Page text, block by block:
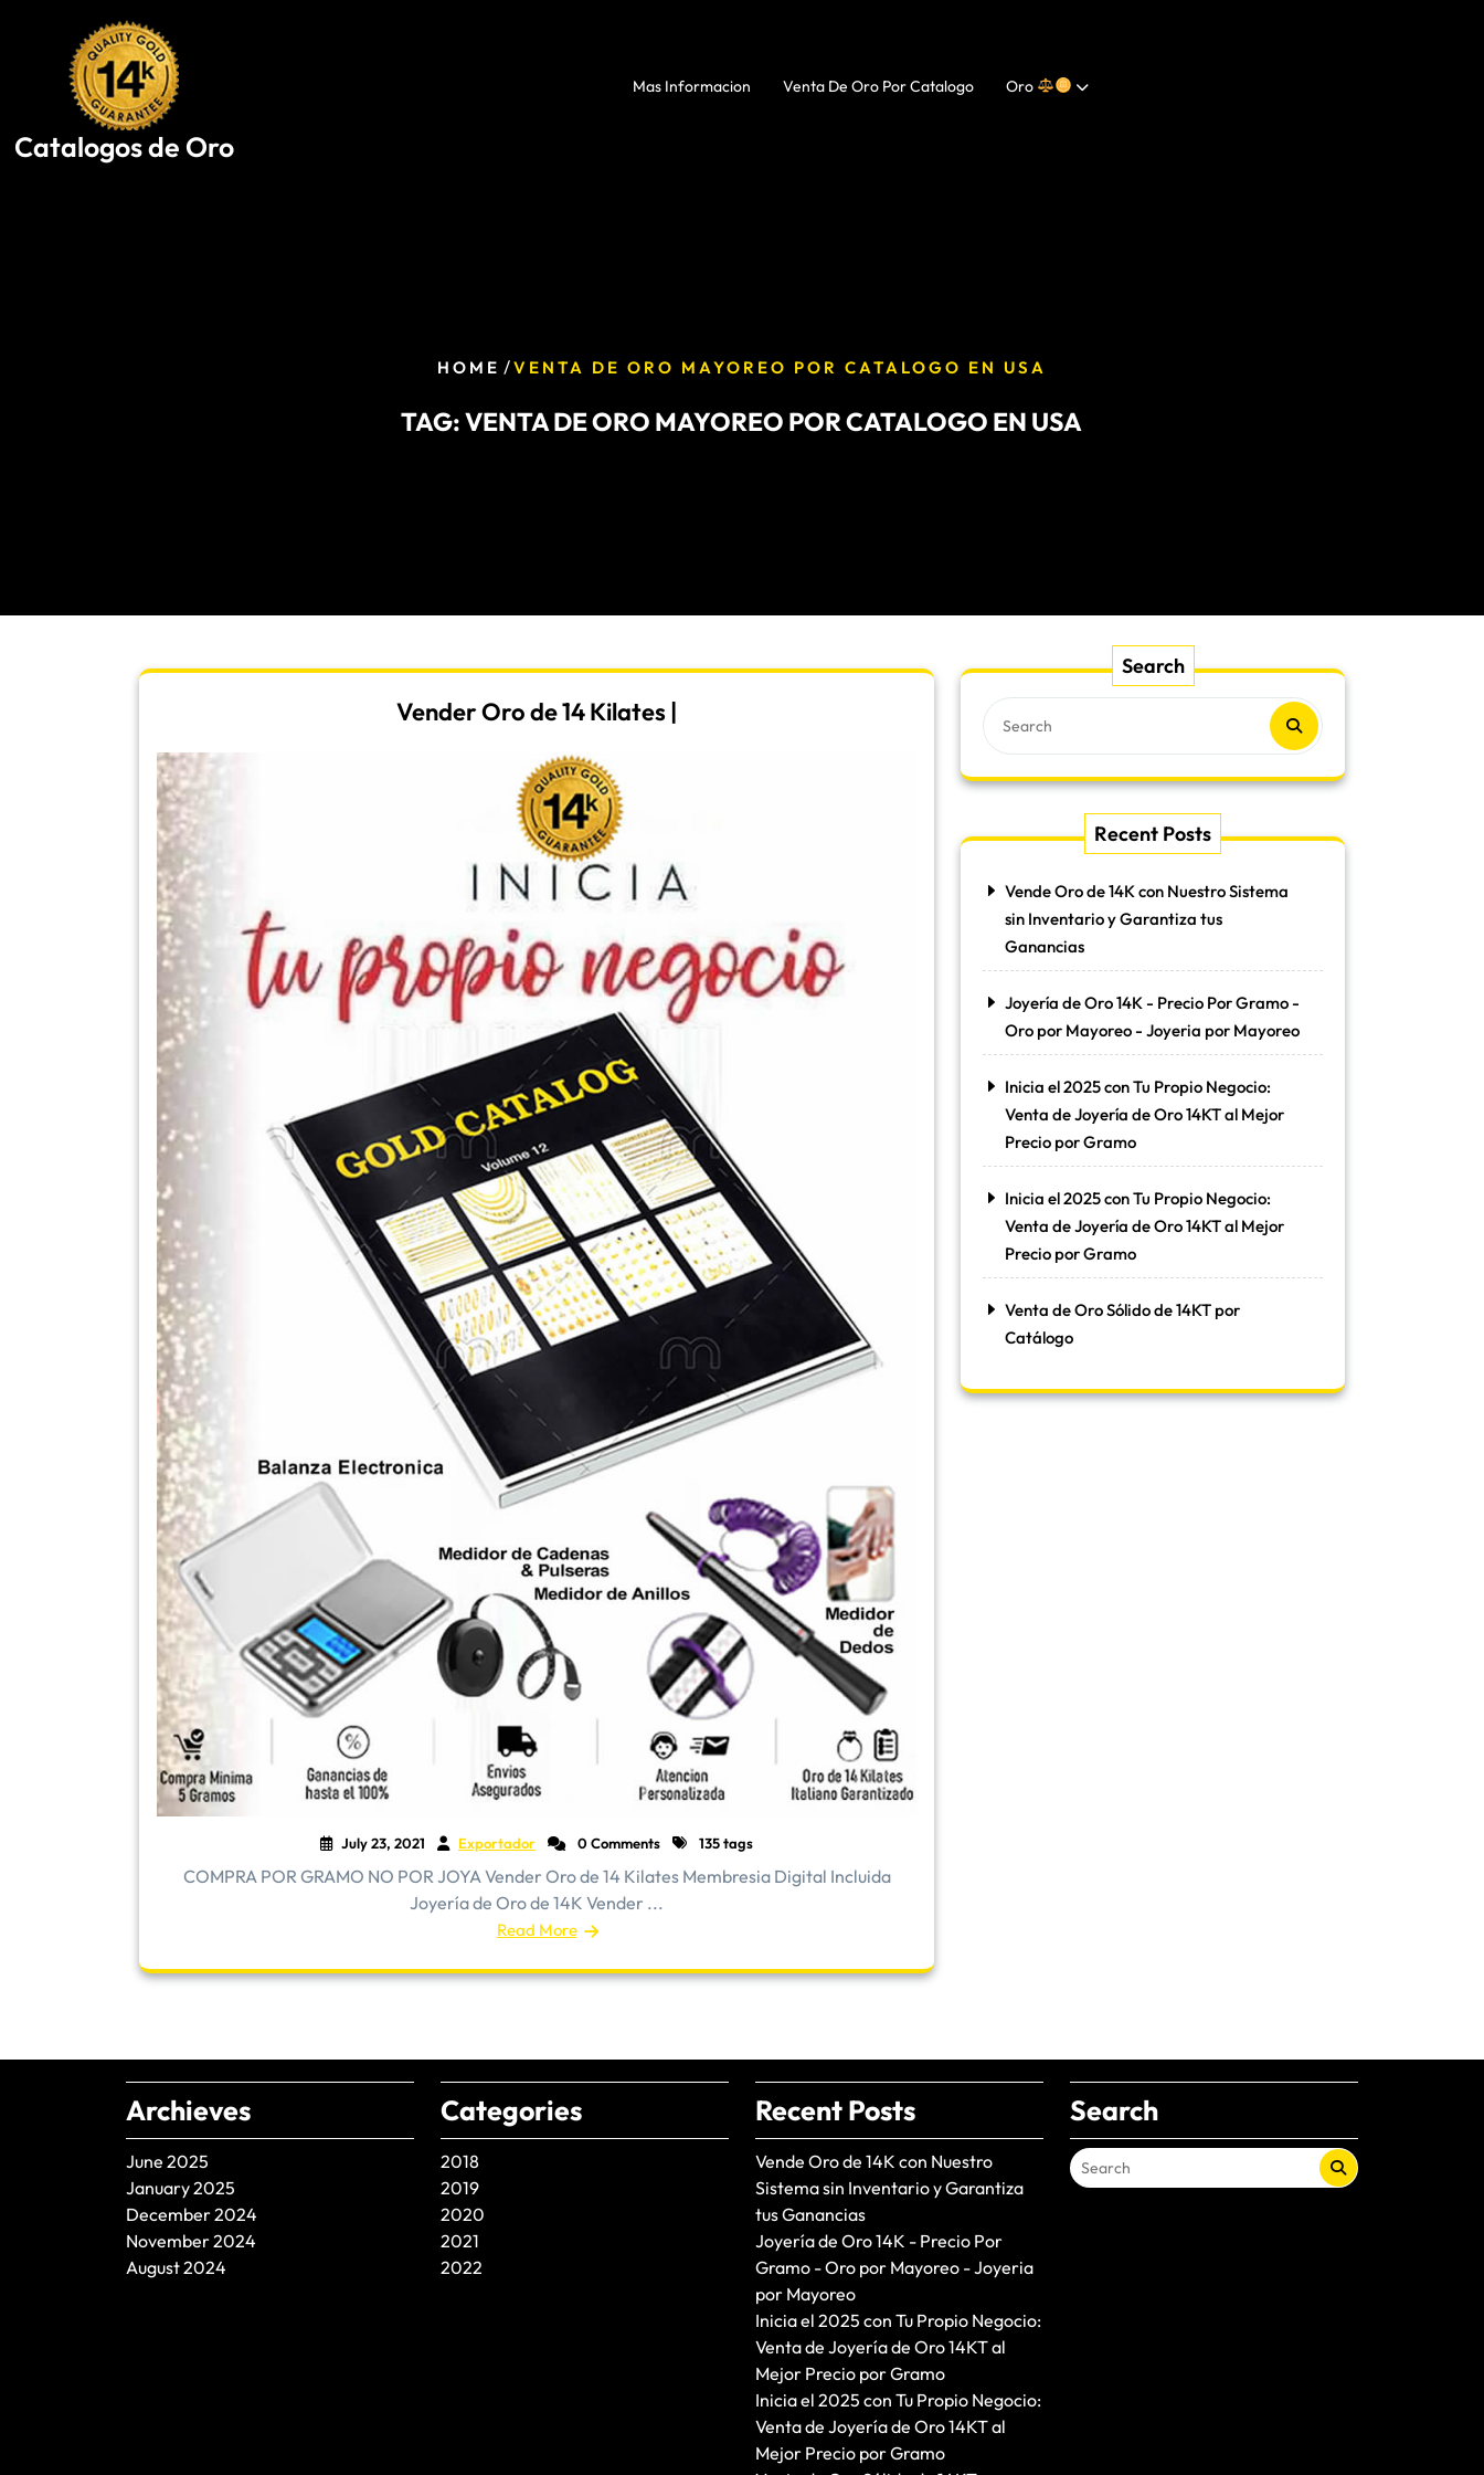
Catalogos de Oro
Mas Informacion Venta De Oro Por Catalogo Oro
HOME /VENTA DE ORO MAYOREO POR CATALOGO EN USA
TAG:VENTA DE ORO MAYOREO POR CATALOGO EN USA
Vender Oro de 14 Kilates |
July 23, 2021 Exportador 0 Comments 135 tags
COMPRA POR GRAMO NO POR JOYA Vender Oro de 14 Kilates Membresia Digital Incluida
Joyería de Oro de 14K Vender ...
Read More
Search
Recent Posts
Vende Oro de 14K con Nuestro Sistema
sin Inventario y Garantiza tus
Ganancias
Joyería de Oro 14K - Precio Por Gramo -
Oro por Mayoreo - Joyeria por Mayoreo
Inicia el 2025 con Tu Propio Negocio:
Venta de Joyería de Oro 14KT al Mejor
Precio por Gramo
Inicia el 2025 con Tu Propio Negocio:
Venta de Joyería de Oro 14KT al Mejor
Precio por Gramo
Venta de Oro Sólido de 14KT por
Catálogo
Archieves
June 2025
January 2025
December 2024
November 2024
August 2024
Categories
2018
2019
2020
2021
2022
Recent Posts
Vende Oro de 14K con Nuestro
Sistema sin Inventario y Garantiza
tus Ganancias
Joyería de Oro 14K - Precio Por
Gramo - Oro por Mayoreo - Joyeria
por Mayoreo
Inicia el 2025 con Tu Propio Negocio:
Venta de Joyería de Oro 14KT al
Mejor Precio por Gramo
Inicia el 2025 con Tu Propio Negocio:
Venta de Joyería de Oro 14KT al
Mejor Precio por Gramo
Search